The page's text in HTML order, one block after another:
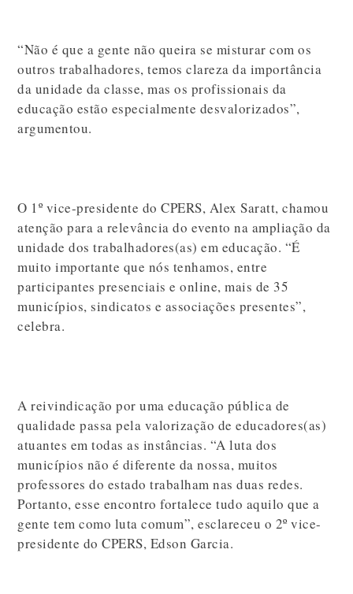
“Não é que a gente não queira se misturar com os
outros trabalhadores, temos clareza da importância
da unidade da classe, mas os profissionais da
educação estão especialmente desvalorizados”,
argumentou.
O 1º vice-presidente do CPERS, Alex Saratt, chamou
atenção para a relevância do evento na ampliação da
unidade dos trabalhadores(as) em educação. “É
muito importante que nós tenhamos, entre
participantes presenciais e online, mais de 35
municípios, sindicatos e associações presentes”,
celebra.
A reivindicação por uma educação pública de
qualidade passa pela valorização de educadores(as)
atuantes em todas as instâncias. “A luta dos
municípios não é diferente da nossa, muitos
professores do estado trabalham nas duas redes.
Portanto, esse encontro fortalece tudo aquilo que a
gente tem como luta comum”, esclareceu o 2º vice-
presidente do CPERS, Edson Garcia.